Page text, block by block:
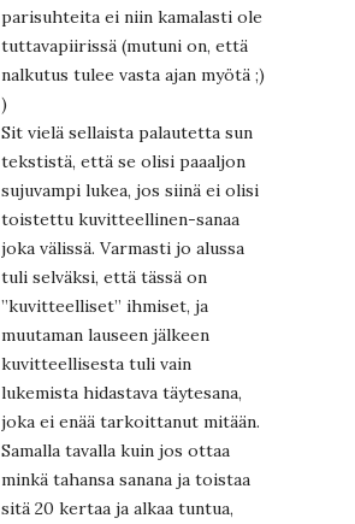
parisuhteita ei niin kamalasti ole
tuttavapiirissä (mutuni on, että
nalkutus tulee vasta ajan myötä ;)
)
Sit vielä sellaista palautetta sun
tekstistä, että se olisi paaaljon
sujuvampi lukea, jos siinä ei olisi
toistettu kuvitteellinen-sanaa
joka välissä. Varmasti jo alussa
tuli selväksi, että tässä on
”kuvitteelliset” ihmiset, ja
muutaman lauseen jälkeen
kuvitteellisesta tuli vain
lukemista hidastava täytesana,
joka ei enää tarkoittanut mitään.
Samalla tavalla kuin jos ottaa
minkä tahansa sanana ja toistaa
sitä 20 kertaa ja alkaa tuntua,